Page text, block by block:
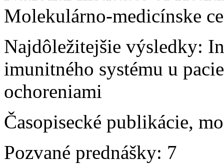
Molekulárno-medicínske
Najdôležitejšie výsledky:
imunitného systému u
ochoreniami
Časopisecké publikácie,
Pozvané prednášky: 7